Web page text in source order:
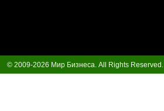
© 2009-2026 Мир Бизнеса. All Rights Reserved.